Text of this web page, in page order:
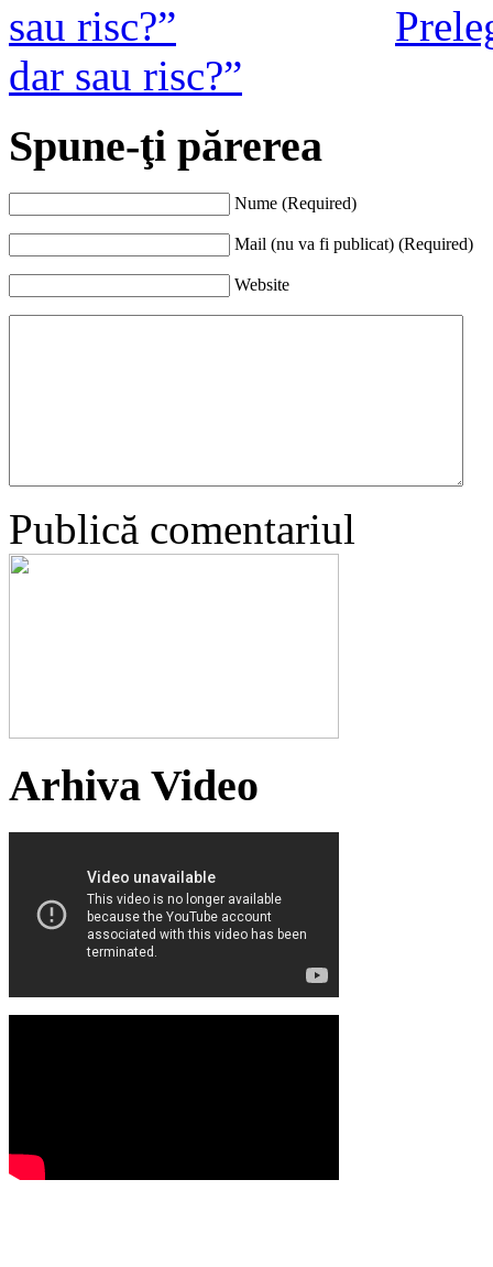
dar sau risc?”
Spune-ţi părerea
Nume (Required)
Mail (nu va fi publicat) (Required)
Website
Publică comentariul
Arhiva Video